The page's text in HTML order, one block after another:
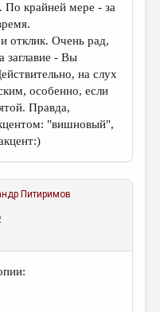
По крайней мере - за
отклик. Очень рад,
заглавие - Вы
на слух
особенно, если
Правда,
"вишновый",
Питиримов